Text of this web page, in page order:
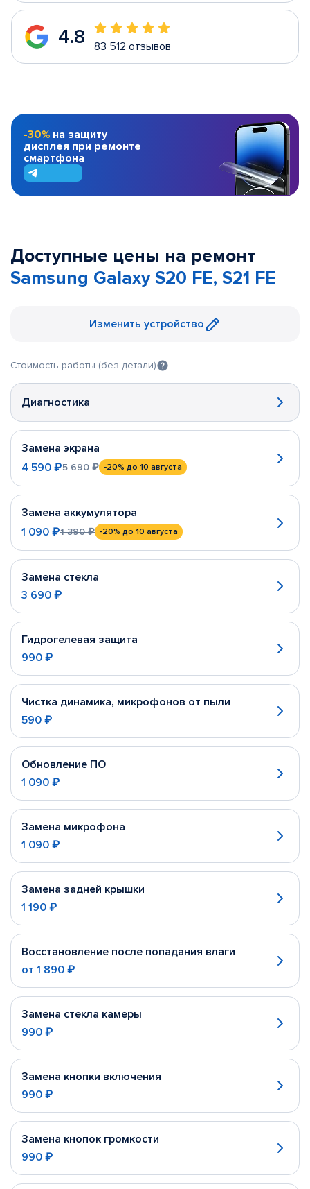
4.8 83 512 отзывов
-30% на защиту
дисплея при ремонте
смартфона
Доступные цены на ремонт
Samsung Galaxy S20 FE, S21 FE
Изменить устройство
Стоимость работы (без детали)
Диагностика
Замена экрана
4 590 ₽5 690 ₽ -20% до 10 августа
Замена аккумулятора
1 090 ₽1 390 ₽ -20% до 10 августа
Замена стекла
3 690 ₽
Гидрогелевая защита
990 ₽
Чистка динамика, микрофонов от пыли
590 ₽
Обновление ПО
1 090 ₽
Замена микрофона
1 090 ₽
Замена задней крышки
1 190 ₽
Восстановление после попадания влаги
от 1 890 ₽
Замена стекла камеры
990 ₽
Замена кнопки включения
990 ₽
Замена кнопок громкости
990 ₽